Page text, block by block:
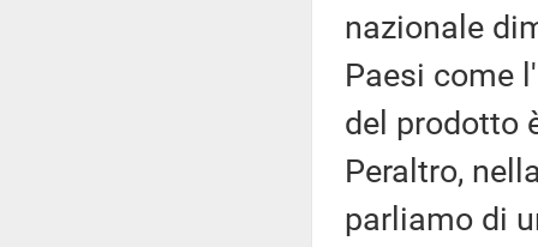
nazionale
Paesi come
del prodotto
Peraltro,
parliamo di